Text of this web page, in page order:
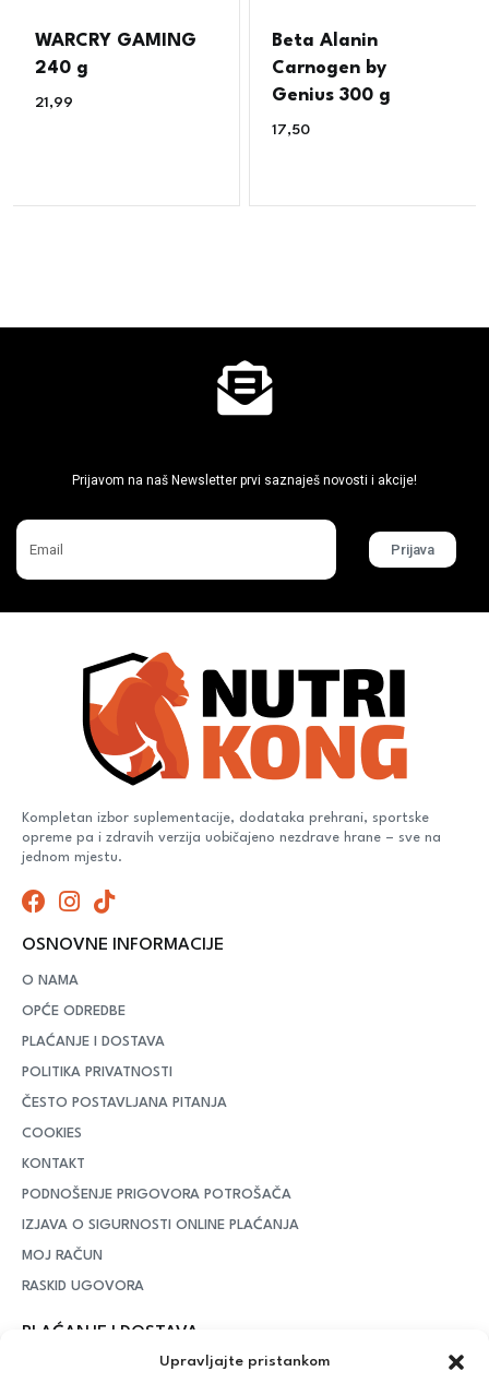
Upravljajte pristankom
WARCRY GAMING
240 g
21,99
Beta Alanin
Carnogen by
Genius 300 g
17,50
Prijavom na naš Newsletter prvi saznaješ novosti i akcije!
Prijava
Kompletan izbor suplementacije, dodataka prehrani, sportske
opreme pa i zdravih verzija uobičajeno nezdrave hrane – sve na
jednom mjestu.
OSNOVNE INFORMACIJE
O NAMA
OPĆE ODREDBE
PLAĆANJE I DOSTAVA
POLITIKA PRIVATNOSTI
ČESTO POSTAVLJANA PITANJA
COOKIES
KONTAKT
PODNOŠENJE PRIGOVORA POTROŠAČA
IZJAVA O SIGURNOSTI ONLINE PLAĆANJA
MOJ RAČUN
RASKID UGOVORA
PLAĆANJE I DOSTAVA
– iznad potrošenih 55 eura dostava je